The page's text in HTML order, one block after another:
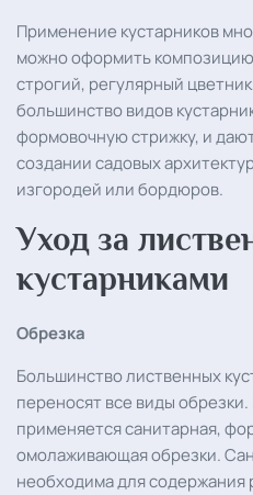
Применение кустарников
можно оформить
строгий, регулярный
большинство видов
формовочную стрижку, и
создании садовых
изгородей или бордюров.
Уход за
кустарниками
Обрезка
Большинство лиственных
переносят все виды
применяется санитарная,
омолаживающая обрезки.
необходима для содержания